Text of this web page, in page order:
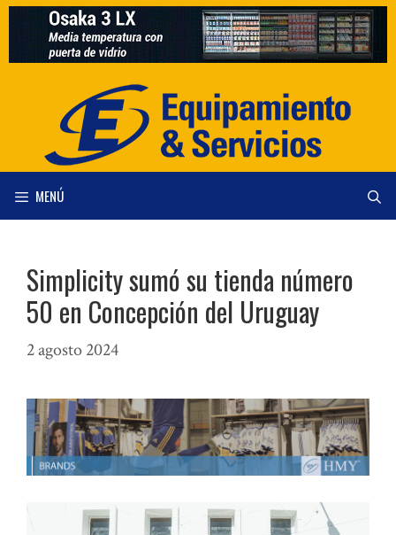
Saltar
contenido
MENÚ
Simplicity sumó su tienda número
50 en Concepción del Uruguay
2 agosto 2024